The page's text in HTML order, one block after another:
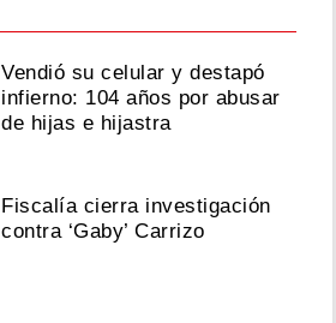
Vendió su celular y destapó
infierno: 104 años por abusar
de hijas e hijastra
Fiscalía cierra investigación
contra ‘Gaby’ Carrizo